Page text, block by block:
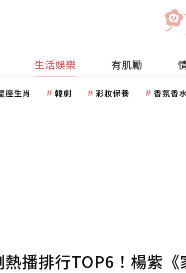
生活娛樂 有肌勵
座生肖 韓劇 彩妝保養 香氛香
播排行TOP6！楊紫